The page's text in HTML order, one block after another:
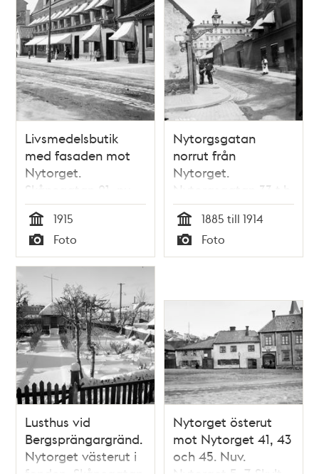
Livsmedelsbutik
med fasaden mot
Nytorget.
Skånegatan 21, nu
79
Tid
1915
Typ
Foto
Nytorgsgatan
norrut från
Nytorget.
Nytorgsgatan 33 t.h.
Bondegatan 25 i
fonden
Tid
1885 till 1914
Typ
Foto
Lusthus vid
Bergsprängargränd.
Nytorget västerut i
Nytorget österut
mot Nytorget 41, 43
och 45. Nuv.